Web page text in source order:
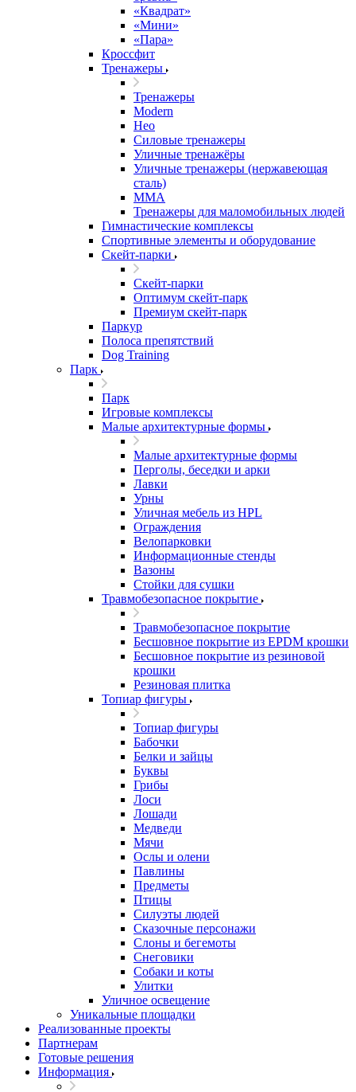
«Квадрат»
«Мини»
«Пара»
Кроссфит
Тренажеры
Тренажеры
Modern
Нео
Силовые тренажеры
Уличные тренажёры
Уличные тренажеры (нержавеющая
сталь)
ММА
Тренажеры для маломобильных людей
Гимнастические комплексы
Спортивные элементы и оборудование
Скейт-парки
Скейт-парки
Оптимум скейт-парк
Премиум скейт-парк
Паркур
Полоса препятствий
Dog Training
Парк
Парк
Игровые комплексы
Малые архитектурные формы
Малые архитектурные формы
Перголы, беседки и арки
Лавки
Урны
Уличная мебель из HPL
Ограждения
Велопарковки
Информационные стенды
Вазоны
Стойки для сушки
Травмобезопасное покрытие
Травмобезопасное покрытие
Бесшовное покрытие из EPDM крошки
Бесшовное покрытие из резиновой
крошки
Резиновая плитка
Топиар фигуры
Топиар фигуры
Бабочки
Белки и зайцы
Буквы
Грибы
Лоси
Лошади
Медведи
Мячи
Ослы и олени
Павлины
Предметы
Птицы
Силуэты людей
Сказочные персонажи
Слоны и бегемоты
Снеговики
Собаки и коты
Улитки
Уличное освещение
Уникальные площадки
Реализованные проекты
Партнерам
Готовые решения
Информация